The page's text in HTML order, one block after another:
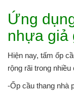
Ứng
nhựa giả
Hiện nay, tấm ốp
rộng rãi trong nhiều
-Ốp cầu thang nhà